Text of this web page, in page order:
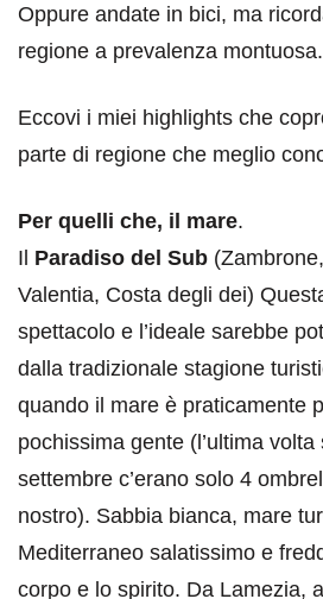
Oppure andate in bici, ma
regione a prevalenza montuosa.
Eccovi i miei highlights che
parte di regione che meglio
Per quelli che, il mare.
Il Paradiso del Sub
Valentia, Costa degli dei)
spettacolo e l’ideale sarebbe
dalla tradizionale stagione
quando il mare è praticamente
pochissima gente (l’ultima
settembre c’erano solo 4
nostro). Sabbia bianca, mare
Mediterraneo salatissimo e
corpo e lo spirito. Da Lamezia,